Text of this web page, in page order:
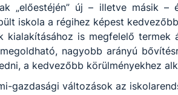
„előestéjén” új – illetve másik
iskola a régihez képest
kialakításához is megfelelő termek
nagyobb arányú
a kedvezőbb körülményekhez
gazdasági változások az